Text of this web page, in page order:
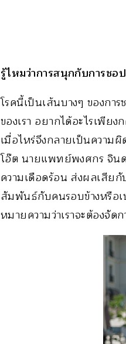
รู้ไหมว่าการสนุกกับการช
โรคนี้เป็นเส้นบางๆ ของก
ของเรา อยากได้อะไรเพีย
เมื่อไหร่จึงกลายเป็นความ
โอ๊ต นายแพทย์พงศกร จิน
ความเดือดร้อน ส่งผลเสียกั
สัมพันธ์กับคนรอบข้างหรือเ
หมายความว่าเราจะต้องจัด